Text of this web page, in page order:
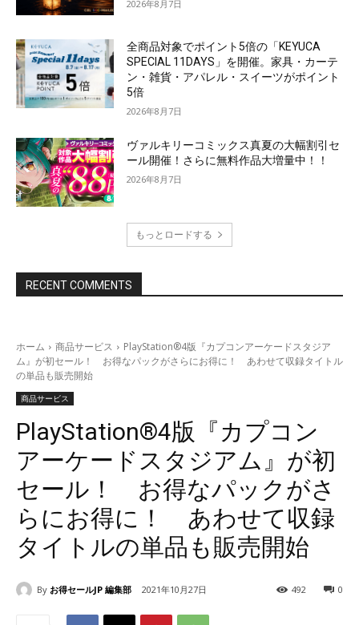
2026年8月7日
全商品対象でポイント5倍の「KEYUCA
SPECIAL 11DAYS」を開催。家具・カーテ
ン・雑貨・アパレル・スイーツがポイント
5倍
2026年8月7日
ヴァルキリーコミックス真夏の大幅割引セ
ール開催！さらに無料作品大増量中！！
2026年8月7日
もっとロードする
RECENT COMMENTS